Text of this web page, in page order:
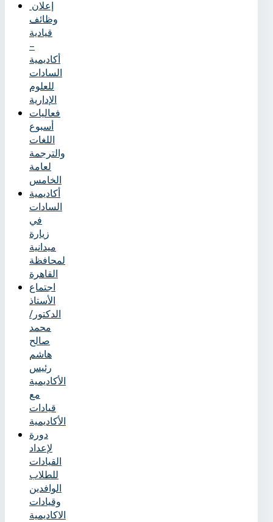
وظائف
قيادية
–
أكاديمية
السادات
للعلوم
الإدارية
فعاليات
أسبوع
اللغات
والترجمة
لعامة
الخامس
أكاديمية
السادات
في
زيارة
ميدانية
لمحافظة
القاهرة
اجتماع
الأستاذ
الدكتور/
محمد
صالح
هاشم
رئيس
الأكاديمية
مع
قيادات
الأكاديمية
دورة
لإعداد
القيادات
للطلاب
الوافدين
وقيادات
الاكاديمية